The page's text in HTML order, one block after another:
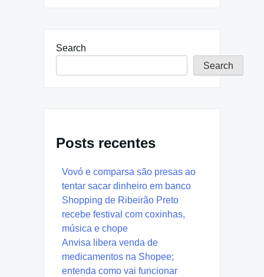
Search
Search
Posts recentes
Vovó e comparsa são presas ao
tentar sacar dinheiro em banco
Shopping de Ribeirão Preto
recebe festival com coxinhas,
música e chope
Anvisa libera venda de
medicamentos na Shopee;
entenda como vai funcionar